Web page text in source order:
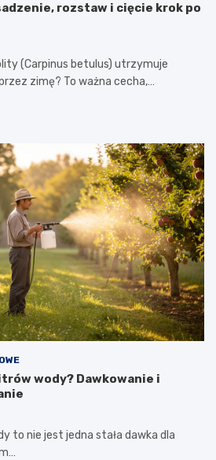
rozstaw i cięcie krok po
(Carpinus betulus) utrzymuje
zimę? To ważna cecha,…
wody? Dawkowanie i
to nie jest jedna stała dawka dla